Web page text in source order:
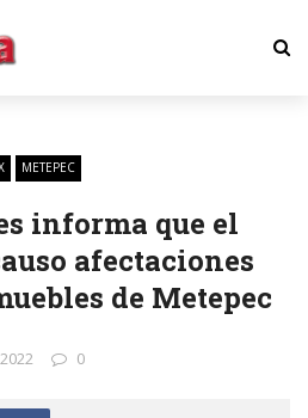
METEPEC
informa que el
afectaciones
de Metepec
0